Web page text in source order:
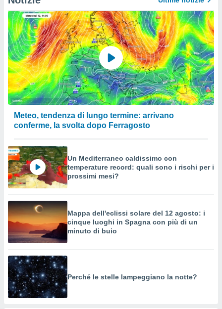
Meteo, tendenza di lungo termine: arrivano
conferme, la svolta dopo Ferragosto
Un Mediterraneo caldissimo con
temperature record: quali sono i rischi per i
prossimi mesi?
Mappa dell'eclissi solare del 12 agosto: i
cinque luoghi in Spagna con più di un
minuto di buio
Perché le stelle lampeggiano la notte?